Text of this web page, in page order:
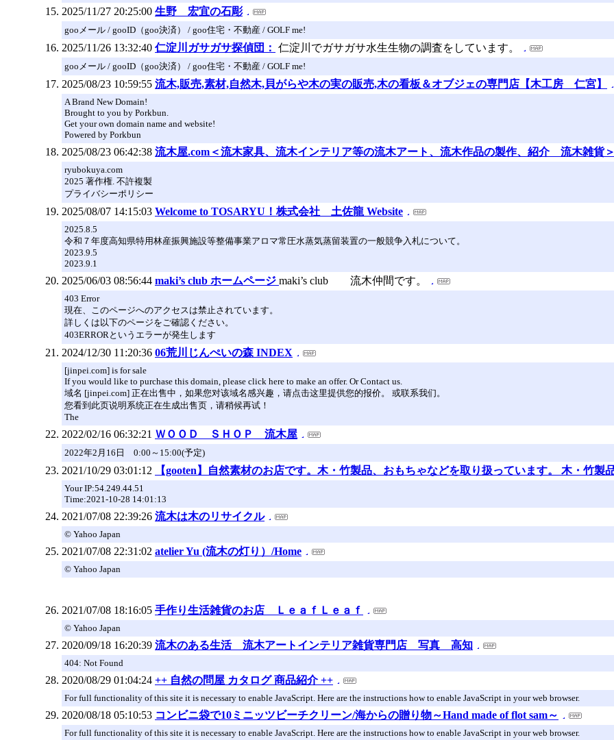
2025/11/27 20:25:00 生野 宏宜の石彫
gooメール / gooID（goo決済） / goo住宅・不動産 / GOLF me!
2025/11/26 13:32:40 仁淀川ガサガサ探偵団： 仁淀川でガサガサ水生生物の調査をしています。
gooメール / gooID（goo決済） / goo住宅・不動産 / GOLF me!
2025/08/23 10:59:55 流木,販売,素材,自然木,貝がらや木の実の販売,木の看板＆オブジェの専門店【木工房 仁宮】
A Brand New Domain!
Brought to you by Porkbun.
Get your own domain name and website!
Powered by Porkbun
2025/08/23 06:42:38 流木屋.com＜流木家具、流木インテリア等の流木アート、流木作品の製作、紹介 流木雑貨
ryubokuya.com
2025 著作権. 不許複製
プライバシーポリシー
2025/08/07 14:15:03 Welcome to TOSARYU！株式会社 土佐龍 Website
2025.8.5
令和７年度高知県特用林産振興施設等整備事業アロマ常圧水蒸気蒸留装置の一般競争入札について。
2023.9.5
2023.9.1
2025/06/03 08:56:44 maki’s club ホームページ maki’s club 流木仲間です。
403 Error
現在、このページへのアクセスは禁止されています。
詳しくは以下のページをご確認ください。
403ERRORというエラーが発生します
2024/12/30 11:20:36 06荒川じんぺいの森 INDEX
[jinpei.com] is for sale
If you would like to purchase this domain, please click here to make an offer. Or Contact us.
域名 [jinpei.com] 正在出售中，如果您对该域名感兴趣，请点击这里提供您的报价。 或联系我们。
您看到此页说明系统正在生成出售页，请稍候再试！
The
2022/02/16 06:32:21 ＷＯＯＤ ＳＨＯＰ 流木屋
2022年2月16日 0:00～15:00(予定)
2021/10/29 03:01:12 【gooten】自然素材のお店です。木・竹製品、おもちゃなどを取り扱っています。 木・竹製
Your IP:54.249.44.51
Time:2021-10-28 14:01:13
2021/07/08 22:39:26 流木は木のリサイクル
© Yahoo Japan
2021/07/08 22:31:02 atelier Yu (流木の灯り）/Home
© Yahoo Japan
2021/07/08 18:16:05 手作り生活雑貨のお店 ＬｅａｆＬｅａｆ
© Yahoo Japan
2020/09/18 16:20:39 流木のある生活 流木アートインテリア雑貨専門店 写真 高知
404: Not Found
2020/08/29 01:04:24 ++ 自然の問屋 カタログ 商品紹介 ++
For full functionality of this site it is necessary to enable JavaScript. Here are the instructions how to enable JavaScript in your web browser.
2020/08/18 05:10:53 コンビニ袋で10ミニッツビーチクリーン/海からの贈り物～Hand made of flot sam～
For full functionality of this site it is necessary to enable JavaScript. Here are the instructions how to enable JavaScript in your web browser.